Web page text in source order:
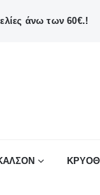
άνω των 60€.!